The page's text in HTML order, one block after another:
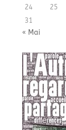
24
25
31
« Mai